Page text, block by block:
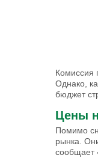
Комиссия
Однако,
бюджет
Цены
Помимо
рынка.
сообщает